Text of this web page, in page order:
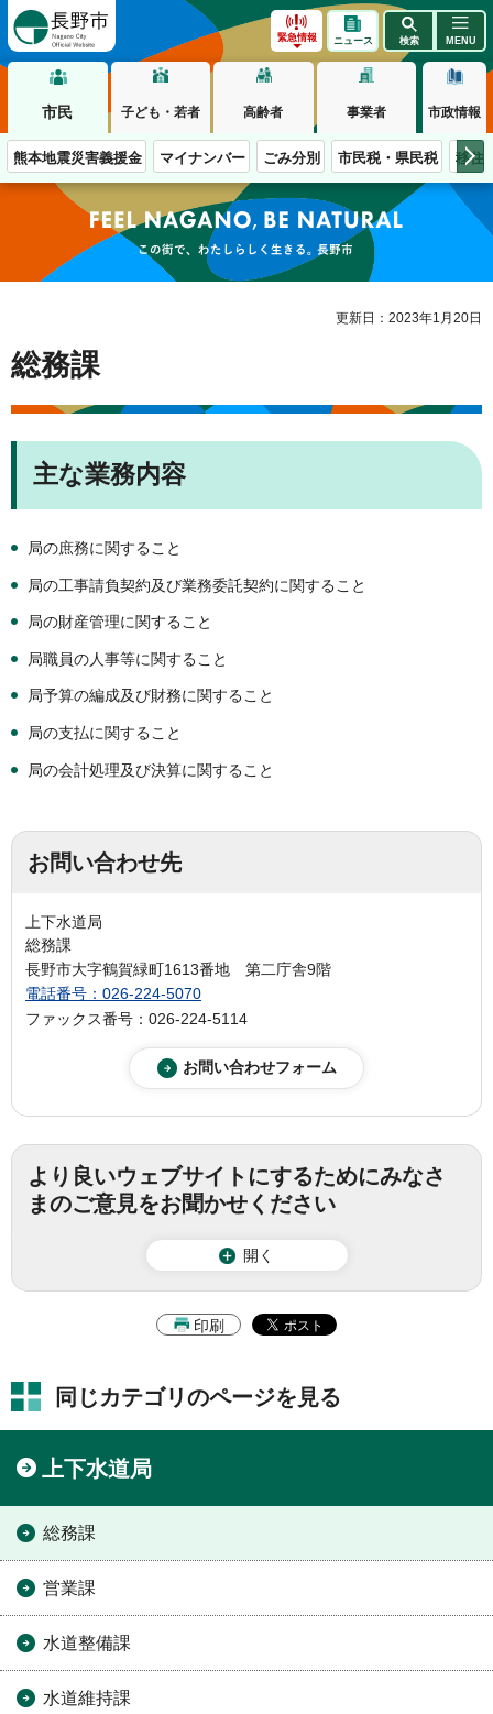
緊急情報 ニュース 検索 MENU
市民 子ども・若者 高齢者 事業者 市政情報
熊本地震災害義援金 マイナンバー ごみ分別 市民税・県民税 移住
この街で、わたしらしく生きる。長野市
更新日：2023年1月20日
総務課
主な業務内容
局の庶務に関すること
局の工事請負契約及び業務委託契約に関すること
局の財産管理に関すること
局職員の人事等に関すること
局予算の編成及び財務に関すること
局の支払に関すること
局の会計処理及び決算に関すること
お問い合わせ先
上下水道局
総務課
長野市大字鶴賀緑町1613番地 第二庁舎9階
電話番号：026-224-5070
ファックス番号：026-224-5114
より良いウェブサイトにするためにみなさ
まのご意見をお聞かせください
開く
印刷
同じカテゴリのページを見る
上下水道局
総務課
営業課
水道整備課
水道維持課